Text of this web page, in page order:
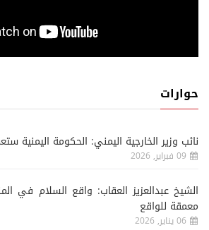
حوارات
نائب وزير الخارجية اليمني: الحكومة اليمنية
09 فبراير, 2026
الشيخ عبدالعزيز العقاب: واقع السلام في
معمقة للواقع
06 يناير, 2026